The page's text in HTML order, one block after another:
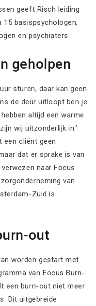
geeft Risch leiding
15 basispsychologen,
en psychiaters.
geholpen
sturen, daar kan geen
de deur uitloopt ben je
altijd een warme
wij uitzonderlijk in.’
een cliënt geen
dat er sprake is van
naar Focus
van
Zuid is
out
worden gestart met
van Focus Burn-
een burn-out niet meer
Dit uitgebreide